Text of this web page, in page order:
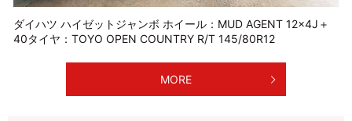
ダイハツ ハイゼットジャンボ ホイール：MUD AGENT 12×4J＋
40タイヤ：TOYO OPEN COUNTRY R/T 145/80R12
MORE